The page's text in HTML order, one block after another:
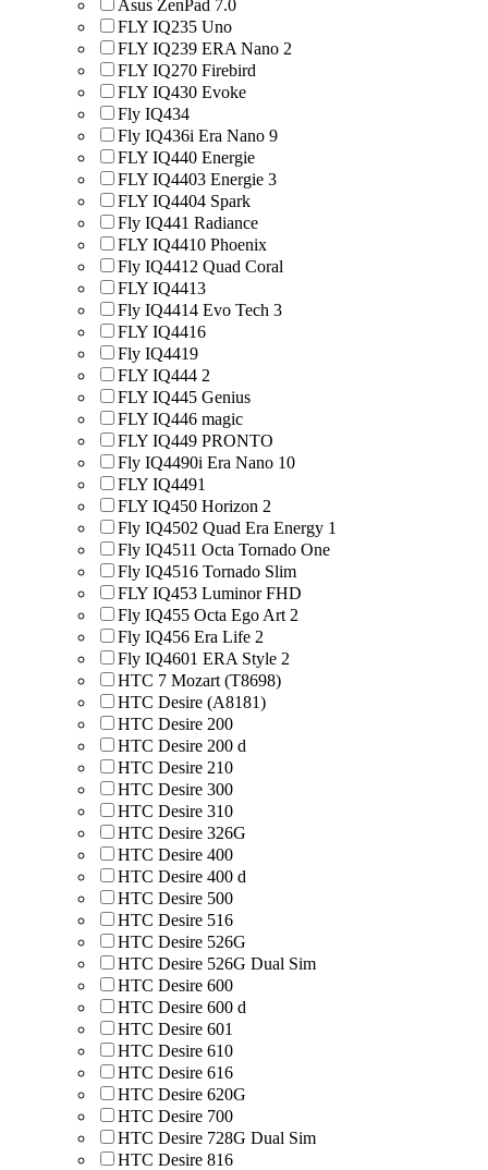
Asus ZenPad 7.0
FLY IQ235 Uno
FLY IQ239 ERA Nano 2
FLY IQ270 Firebird
FLY IQ430 Evoke
Fly IQ434
Fly IQ436i Era Nano 9
FLY IQ440 Energie
FLY IQ4403 Energie 3
FLY IQ4404 Spark
Fly IQ441 Radiance
FLY IQ4410 Phoenix
Fly IQ4412 Quad Coral
FLY IQ4413
Fly IQ4414 Evo Tech 3
FLY IQ4416
Fly IQ4419
FLY IQ444 2
FLY IQ445 Genius
FLY IQ446 magic
FLY IQ449 PRONTO
Fly IQ4490i Era Nano 10
FLY IQ4491
FLY IQ450 Horizon 2
Fly IQ4502 Quad Era Energy 1
Fly IQ4511 Octa Tornado One
Fly IQ4516 Tornado Slim
FLY IQ453 Luminor FHD
Fly IQ455 Octa Ego Art 2
Fly IQ456 Era Life 2
Fly IQ4601 ERA Style 2
HTC 7 Mozart (T8698)
HTC Desire (A8181)
HTC Desire 200
HTC Desire 200 d
HTC Desire 210
HTC Desire 300
HTC Desire 310
HTC Desire 326G
HTC Desire 400
HTC Desire 400 d
HTC Desire 500
HTC Desire 516
HTC Desire 526G
HTC Desire 526G Dual Sim
HTC Desire 600
HTC Desire 600 d
HTC Desire 601
HTC Desire 610
HTC Desire 616
HTC Desire 620G
HTC Desire 700
HTC Desire 728G Dual Sim
HTC Desire 816